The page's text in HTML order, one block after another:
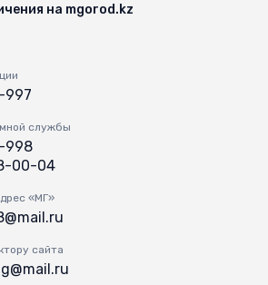
на mgorod.kz
997
службы
998
00-04
«МГ»
сайта